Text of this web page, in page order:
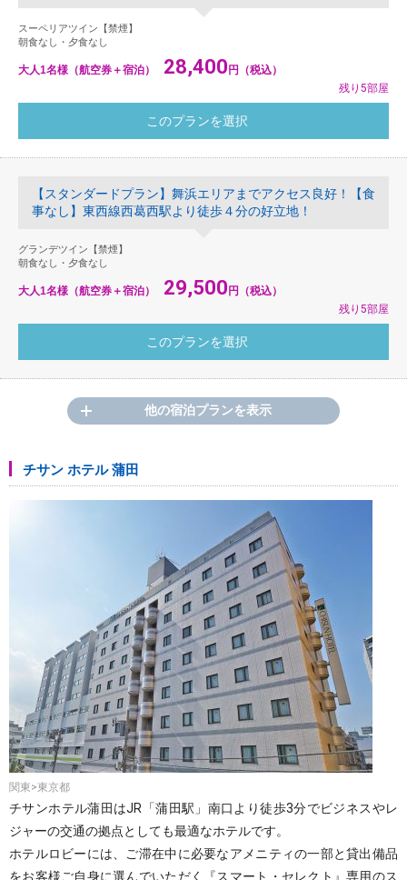
スーペリアツイン【禁煙】
朝食なし・夕食なし
大人1名様（航空券＋宿泊） 28,400 円（税込）
残り5部屋
【スタンダードプラン】舞浜エリアまでアクセス良好！【食
事なし】東西線西葛西駅より徒歩４分の好立地！
グランデツイン【禁煙】
朝食なし・夕食なし
大人1名様（航空券＋宿泊） 29,500 円（税込）
残り5部屋
他の宿泊プランを表示
チサン ホテル 蒲田
関東>東京都
チサンホテル蒲田はJR「蒲田駅」南口より徒歩3分でビジネスやレ
ジャーの交通の拠点としても最適なホテルです。
ホテルロビーには、ご滞在中に必要なアメニティの一部と貸出備品
をお客様ご自身に選んでいただく『スマート・セレクト』専用のス